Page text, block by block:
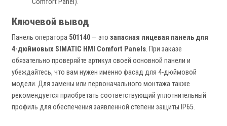
Comfort Panel).
Ключевой вывод
Панель оператора 501140 — это запасная лицевая панель для
4-дюймовых SIMATIC HMI Comfort Panels. При заказе
обязательно проверяйте артикул своей основной панели и
убеждайтесь, что вам нужен именно фасад для 4-дюймовой
модели. Для замены или первоначального монтажа также
рекомендуется приобретать соответствующий уплотнительный
профиль для обеспечения заявленной степени защиты IP65.